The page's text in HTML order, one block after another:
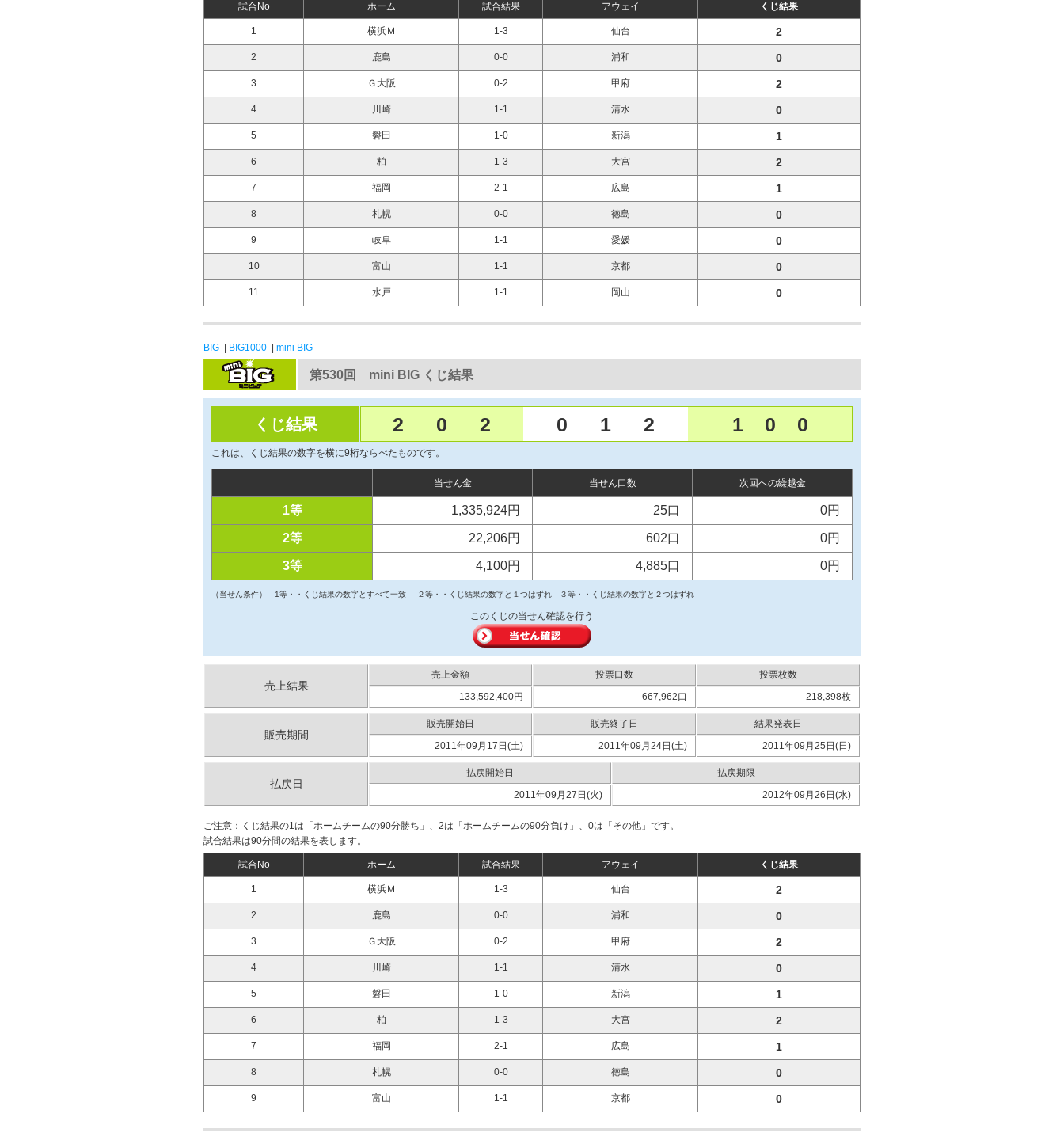
試合No ホーム 試合結果 アウェイ くじ結果
1 横浜Ｍ 1-3 仙台 2
2 鹿島 0-0 浦和 0
3 Ｇ大阪 0-2 甲府 2
4 川崎 1-1 清水 0
5 磐田 1-0 新潟 1
6 柏 1-3 大宮 2
7 福岡 2-1 広島 1
8 札幌 0-0 徳島 0
9 岐阜 1-1 愛媛 0
10 富山 1-1 京都 0
11 水戸 1-1 岡山 0
BIG BIG1000 mini BIG
第530回 mini BIG くじ結果
くじ結果 2 0 2 0 1 2 1 0 0
これは、くじ結果の数字を横に9桁ならべたものです。
当せん金 当せん口数 次回への繰越金
1等 1,335,924円 25口 0円
2等 22,206円 602口 0円
3等 4,100円 4,885口 0円
（当せん条件） 1等・・くじ結果の数字とすべて一致 ２等・・くじ結果の数字と１つはずれ ３等・・くじ結果の数字と２つはずれ
このくじの当せん確認を行う
売上結果
売上金額 投票口数
投票枚数
133,592,400円
667,962口 218,398枚
販売期間
販売開始日 販売終了日
結果発表日
2011年09月17日(土)
2011年09月24日(土) 2011年09月25日(日)
払戻日
払戻開始日
払戻期限
2011年09月27日(火)
2012年09月26日(水)
ご注意：くじ結果の1は「ホームチームの90分勝ち」、2は「ホームチームの90分負け」、0は「その他」です。
試合結果は90分間の結果を表します。
試合No ホーム 試合結果 アウェイ くじ結果
1 横浜Ｍ 1-3 仙台 2
2 鹿島 0-0 浦和 0
3 Ｇ大阪 0-2 甲府 2
4 川崎 1-1 清水 0
5 磐田 1-0 新潟 1
6 柏 1-3 大宮 2
7 福岡 2-1 広島 1
8 札幌 0-0 徳島 0
9 富山 1-1 京都 0